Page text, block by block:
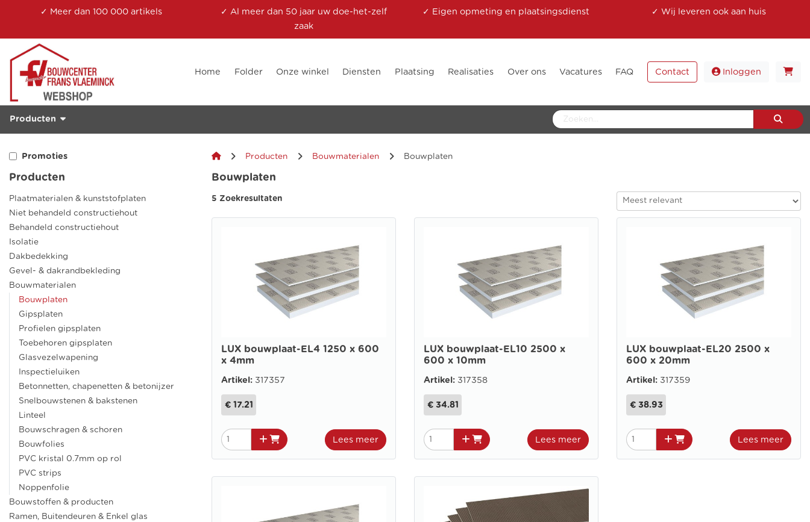
✓ Meer dan 100 000 artikels
✓ Al meer dan 50 jaar uw doe-het-zelf
zaak
✓ Eigen opmeting en plaatsingsdienst ✓ Wij leveren ook aan huis
Home Folder Onze winkel Diensten Plaatsing Realisaties Over ons Vacatures FAQ Contact Inloggen
Producten
Promoties
Producten
Plaatmaterialen & kunststofplaten
Niet behandeld constructiehout
Behandeld constructiehout
Isolatie
Dakbedekking
Gevel- & dakrandbekleding
Bouwmaterialen
Bouwplaten
Gipsplaten
Profielen gipsplaten
Toebehoren gipsplaten
Glasvezelwapening
Inspectieluiken
Betonnetten, chapenetten & betonijzer
Snelbouwstenen & bakstenen
Linteel
Bouwschragen & schoren
Bouwfolies
PVC kristal 0.7mm op rol
PVC strips
Noppenfolie
Bouwstoffen & producten
Ramen, Buitendeuren & Enkel glas
Producten Bouwmaterialen Bouwplaten
Bouwplaten
5 Zoekresultaten
LUX bouwplaat-EL4 1250 x 600
x 4mm
Artikel: 317357
€ 17.21
Lees meer
LUX bouwplaat-EL10 2500 x
600 x 10mm
Artikel: 317358
€ 34.81
Lees meer
LUX bouwplaat-EL20 2500 x
600 x 20mm
Artikel: 317359
€ 38.93
Lees meer